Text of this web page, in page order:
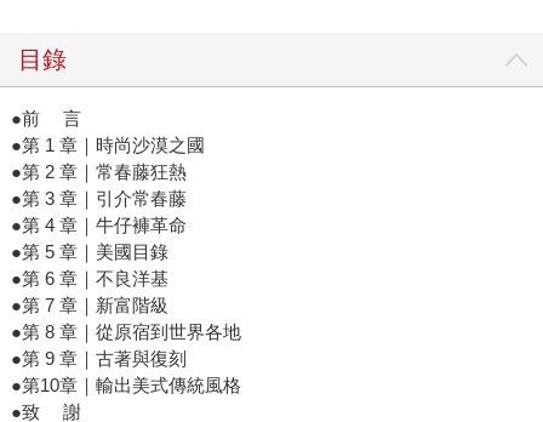
目錄
●前 言
●第 1 章｜時尚沙漠之國
●第 2 章｜常春藤狂熱
●第 3 章｜引介常春藤
●第 4 章｜牛仔褲革命
●第 5 章｜美國目錄
●第 6 章｜不良洋基
●第 7 章｜新富階級
●第 8 章｜從原宿到世界各地
●第 9 章｜古著與復刻
●第10章｜輸出美式傳統風格
●致 謝